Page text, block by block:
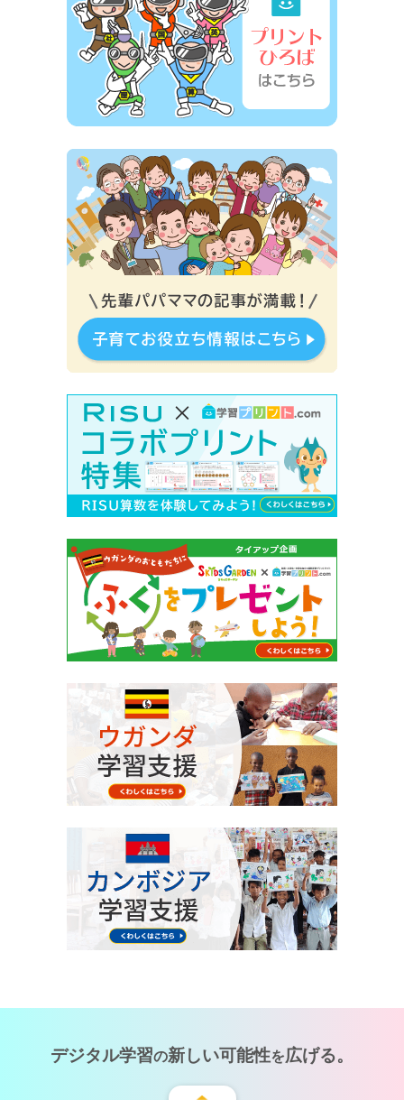
デジタル学習の新しい可能性を広げる。